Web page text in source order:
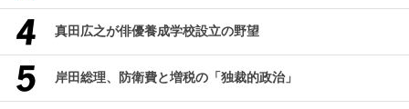
真田広之が俳優養成学校設立の野望
岸田総理、防衛費と増税の「独裁的政治」